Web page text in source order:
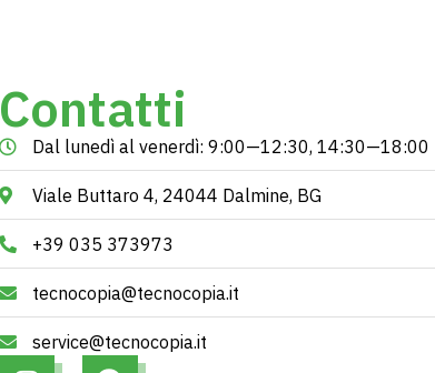
Contatti
Dal lunedì al venerdì: 9:00—12:30, 14:30—18:00
Viale Buttaro 4, 24044 Dalmine, BG
+39 035 373973
tecnocopia@tecnocopia.it
service@tecnocopia.it